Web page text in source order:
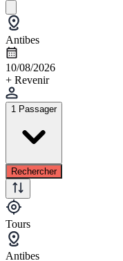
Antibes
10/08/2026
+ Revenir
1 Passager
Rechercher
Tours
Antibes